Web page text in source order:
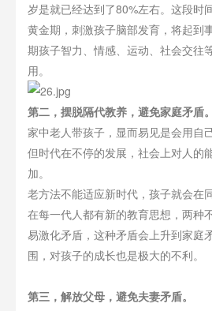
岁是就已经达到了80%左右。这段时
黄金期，刺激孩子脑部发育，将起到
期孩子智力、情感、运动、社会交往
用。
第二，摆脱隔代教养，避免家庭矛盾。
家中老人带孩子，显而易见是会用自
但时代在不停的发展，社会上对人的
加。
老方法不能适应新时代，孩子就会在
在每一代人都有新的教育思想，两种
易激化矛盾，这种矛盾会上升到家庭
围，对孩子的成长也是极大的不利。
第三，解放父母，避免夫妻矛盾。